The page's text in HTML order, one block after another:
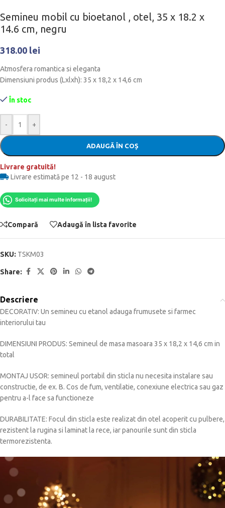
Semineu mobil cu bioetanol , otel, 35 x 18.2 x
14.6 cm, negru
318.00 lei
Atmosfera romantica si eleganta
Dimensiuni produs (Lxlxh): 35 x 18,2 x 14,6 cm
În stoc
- +
ADAUGĂ ÎN COȘ
Livrare gratuită!
Livrare estimată pe 12 - 18 august
Solicitați mai multe informații!
Compară Adaugă în lista favorite
SKU: TSKM03
Share:
Descriere
DECORATIV: Un semineu cu etanol adauga frumusete si farmec
interiorului tau
DIMENSIUNI PRODUS: Semineul de masa masoara 35 x 18,2 x 14,6 cm in
total
MONTAJ USOR: semineul portabil din sticla nu necesita instalare sau
constructie, de ex. B. Cos de fum, ventilatie, conexiune electrica sau gaz
pentru a-l face sa functioneze
DURABILITATE: Focul din sticla este realizat din otel acoperit cu pulbere,
rezistent la rugina si laminat la rece, iar panourile sunt din sticla
termorezistenta.